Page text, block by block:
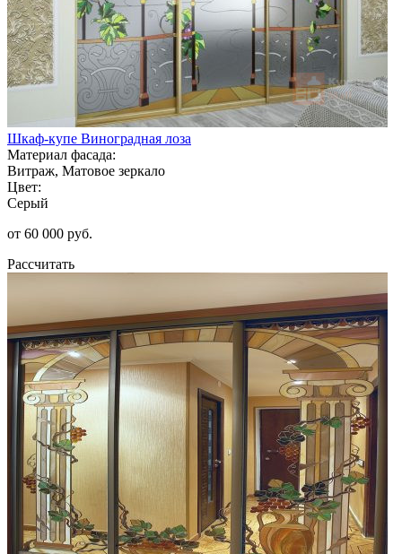
Шкаф-купе Виноградная лоза
Материал фасада:
Витраж, Матовое зеркало
Цвет:
Серый
от 60 000 руб.
Рассчитать